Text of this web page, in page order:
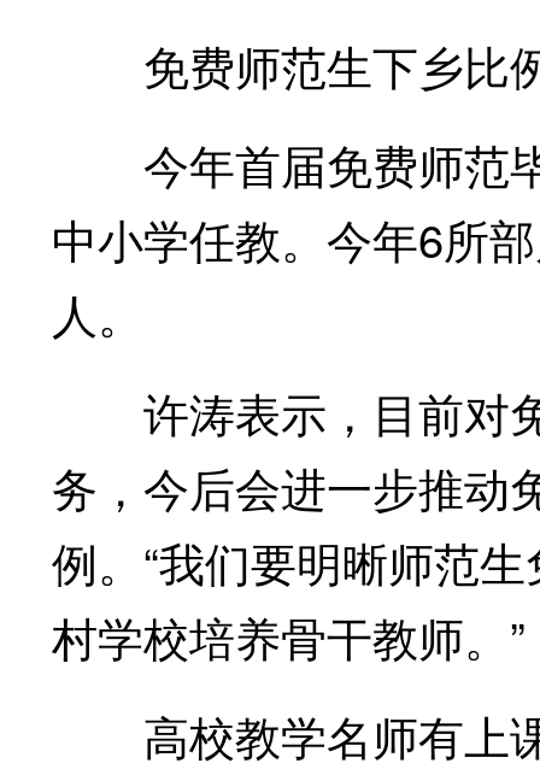
免费师范生下乡比
今年首届免费师范
中小学任教。今年6所
人。
许涛表示，目前对
务，今后会进一步推动
例。“我们要明晰师范
村学校培养骨干教师。”
高校教学名师有上